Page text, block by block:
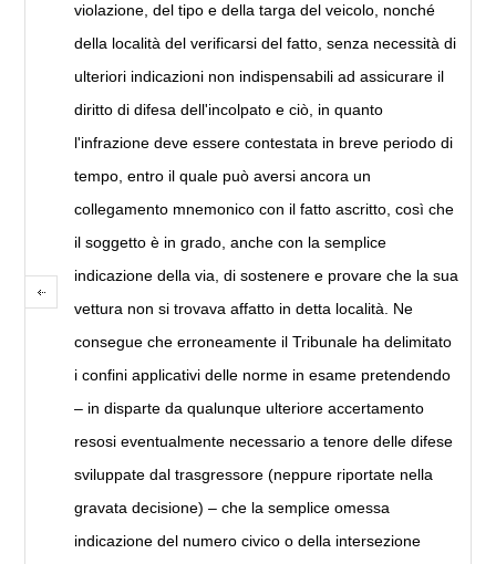
violazione, del tipo e della targa del veicolo, nonché
della località del verificarsi del fatto, senza necessità di
ulteriori indicazioni non indispensabili ad assicurare il
diritto di difesa dell'incolpato e ciò, in quanto
l'infrazione deve essere contestata in breve periodo di
tempo, entro il quale può aversi ancora un
collegamento mnemonico con il fatto ascritto, così che
il soggetto è in grado, anche con la semplice
indicazione della via, di sostenere e provare che la sua
vettura non si trovava affatto in detta località. Ne
consegue che erroneamente il Tribunale ha delimitato
i confini applicativi delle norme in esame pretendendo
– in disparte da qualunque ulteriore accertamento
resosi eventualmente necessario a tenore delle difese
sviluppate dal trasgressore (neppure riportate nella
gravata decisione) – che la semplice omessa
indicazione del numero civico o della intersezione